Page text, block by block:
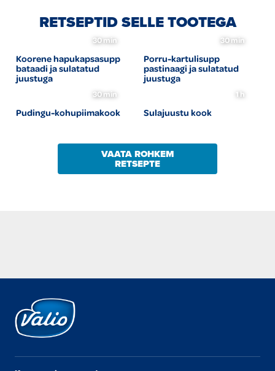
RETSEPTID SELLE TOOTEGA
30 min
Koorene hapukapsasupp
bataadi ja sulatatud
juustuga
30 min
Porru-kartulisupp
pastinaagi ja sulatatud
juustuga
30 min
Pudingu-kohupiimakook
1 h
Sulajuustu kook
VAATA ROHKEM
RETSEPTE